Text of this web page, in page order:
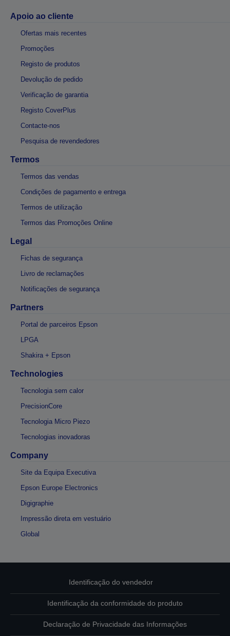
Apoio ao cliente
Ofertas mais recentes
Promoções
Registo de produtos
Devolução de pedido
Verificação de garantia
Registo CoverPlus
Contacte-nos
Pesquisa de revendedores
Termos
Termos das vendas
Condições de pagamento e entrega
Termos de utilização
Termos das Promoções Online
Legal
Fichas de segurança
Livro de reclamações
Notificações de segurança
Partners
Portal de parceiros Epson
LPGA
Shakira + Epson
Technologies
Tecnologia sem calor
PrecisionCore
Tecnologia Micro Piezo
Tecnologias inovadoras
Company
Site da Equipa Executiva
Epson Europe Electronics
Digigraphie
Impressão direta em vestuário
Global
Identificação do vendedor
Identificação da conformidade do produto
Declaração de Privacidade das Informações